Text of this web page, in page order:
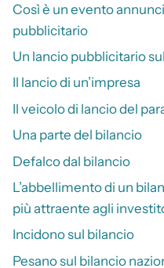
Così è un evento
pubblicitario
Un lancio pubblicitario
Il lancio di un’impresa
Il veicolo di lancio del
Una parte del bilancio
Defalco dal bilancio
L’abbellimento di un
più attraente agli
Incidono sul bilancio
Pesano sul bilancio